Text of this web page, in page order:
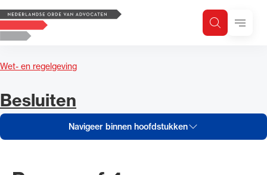
Logo, to the homepage
ZoekenMenu
Wet- en regelgeving
Navigeer binnen hoofdstukken
Navigeer inhoud van
Besluiten
Navigeer inhoud van Besluiten
Zoeken
Zoek op trefwoord